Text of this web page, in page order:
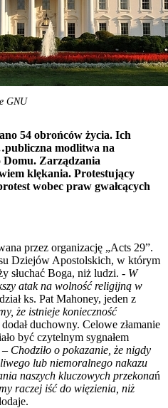
GNU
54 obrońców życia. Ich
modlitwa na
Domu. Zarządzania
klękania. Protestujący
wobec praw gwałcących
przez organizację „Acts 29”.
Dziejów Apostolskich, w którym
słuchać Boga, niż ludzi. - W
atak na wolność religijną w
ks. Pat Mahoney, jeden z
że istnieje konieczność
duchowny. Celowe złamanie
być czytelnym sygnałem
– Chodziło o pokazanie, że nigdy
lub niemoralnego nakazu
naszych kluczowych przekonań
raczej iść do więzienia, niż